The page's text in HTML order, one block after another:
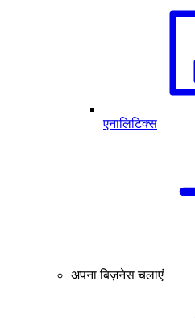
एनालिटिक्स
अपना बिज़नेस चलाएं